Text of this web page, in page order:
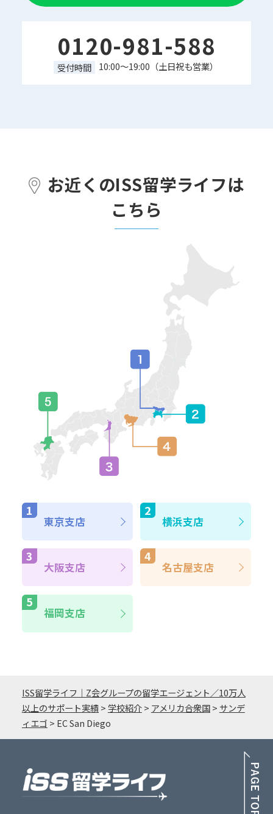
0120-981-588
受付時間 10:00～19:00（土日祝も営業）
お近くのISS留学ライフは
こちら
東京支店 横浜支店
大阪支店 名古屋支店
福岡支店
ISS留学ライフ｜Z会グループの留学エージェント／10万人
以上のサポート実績> 学校紹介> アメリカ合衆国> サンデ
ィエゴ > EC San Diego